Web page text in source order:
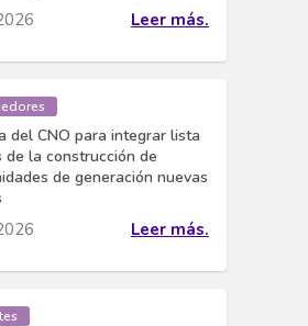
Leer más.
del CNO para integrar lista
de la construcción de
de generación nuevas
Leer más.